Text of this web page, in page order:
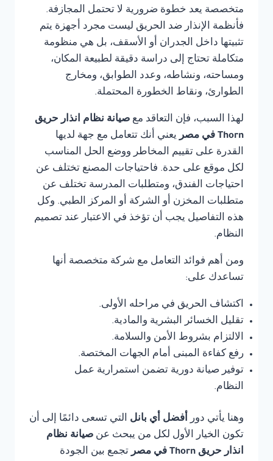
متخصصة يعد خطوة ضرورية لا تحتمل المجازفة.
فأنظمة الإنذار ضد الحريق ليست مجرد أجهزة يتم
تثبيتها داخل الجدران أو الأسقف، بل هي منظومة
متكاملة تحتاج إلى دراسة دقيقة لطبيعة المكان،
ومساحته، ونشاطه، وعدد الطوابق، ومخارج
الطوارئ، ونقاط الخطورة المحتملة.
لهذا السبب، فإن التعاقد مع صيانة نظام انذار حريق
Thorn في مصر
يعني أنك تتعامل مع جهة لديها
القدرة على تقييم المخاطر ووضع الحل المناسب
لكل موقع على حدة. فاحتياجات المصنع تختلف عن
احتياجات الفندق، ومتطلبات المدرسة تختلف عن
متطلبات المخزن أو الشركة أو المركز الطبي. وكل
هذه التفاصيل يجب أن تؤخذ في الاعتبار عند تصميم
النظام.
ومن أهم فوائد التعامل مع شركة متخصصة أنها
تساعدك على:
اكتشاف الحريق في مراحله الأولى.
تقليل الخسائر البشرية والمادية.
الالتزام بشروط الأمن والسلامة.
رفع كفاءة المبنى أمام الجهات المختصة.
توفير صيانة دورية تضمن استمرارية عمل
النظام.
وهنا يأتي دور أفضل أي بانل التي تسعى دائمًا إلى أن
تكون الخيار الأول لكل من يبحث عن صيانة نظام
انذار حريق Thorn في مصر
تجمع بين الجودة